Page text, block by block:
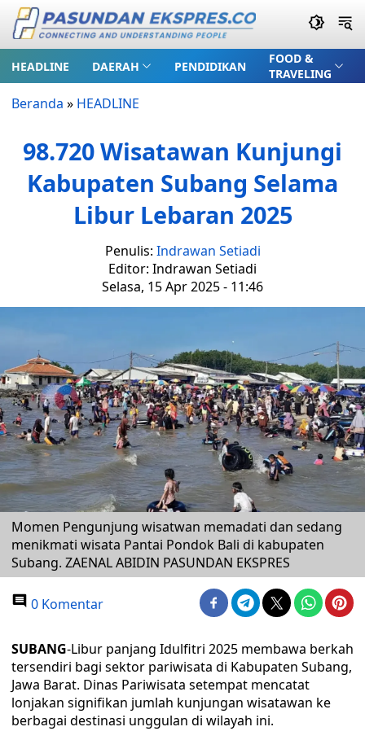
HEADLINE DAERAH PENDIDIKAN
FOOD &
TRAVELING
Beranda » HEADLINE
98.720 Wisatawan Kunjungi
Kabupaten Subang Selama
Libur Lebaran 2025
Penulis: Indrawan Setiadi
Editor: Indrawan Setiadi
Selasa, 15 Apr 2025 - 11:46
Momen Pengunjung wisatwan memadati dan sedang
menikmati wisata Pantai Pondok Bali di kabupaten
Subang. ZAENAL ABIDIN PASUNDAN EKSPRES
0 Komentar
SUBANG-Libur panjang Idulfitri 2025 membawa berkah
tersendiri bagi sektor pariwisata di Kabupaten Subang,
Jawa Barat. Dinas Pariwisata setempat mencatat
lonjakan signifikan jumlah kunjungan wisatawan ke
berbagai destinasi unggulan di wilayah ini.